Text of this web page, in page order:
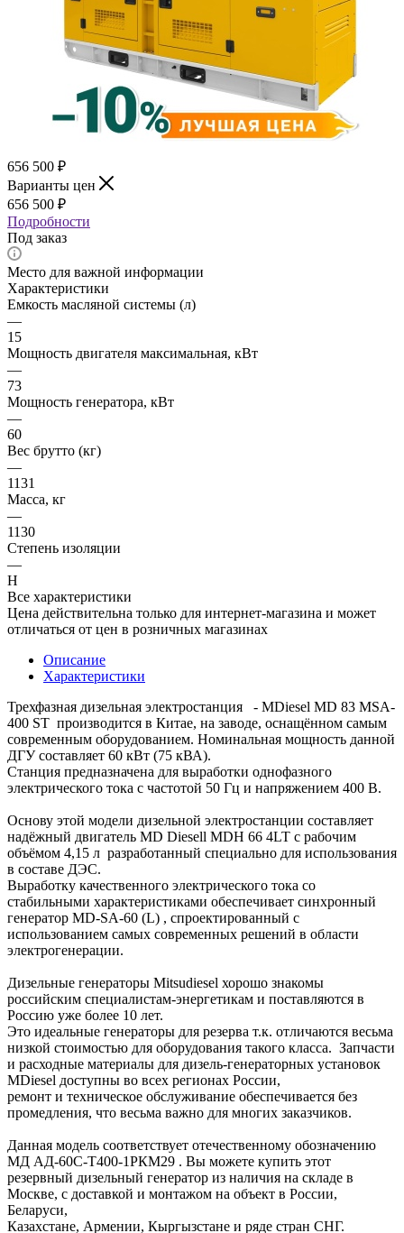
656 500 ₽
Варианты цен
656 500 ₽
Подробности
Под заказ
Место для важной информации
Характеристики
Емкость масляной системы (л)
—
15
Мощность двигателя максимальная, кВт
—
73
Мощность генератора, кВт
—
60
Вес брутто (кг)
—
1131
Масса, кг
—
1130
Степень изоляции
—
H
Все характеристики
Цена действительна только для интернет-магазина и может
отличаться от цен в розничных магазинах
Описание
Характеристики
Трехфазная дизельная электростанция - MDiesel MD 83 MSA-
400 ST производится в Китае, на заводе, оснащённом самым
современным оборудованием. Номинальная мощность данной
ДГУ составляет 60 кВт (75 кВА).
Станция предназначена для выработки однофазного
электрического тока с частотой 50 Гц и напряжением 400 В.
Основу этой модели дизельной электростанции составляет
надёжный двигатель MD Diesell MDH 66 4LT с рабочим
объёмом 4,15 л разработанный специально для использования
в составе ДЭС.
Выработку качественного электрического тока со
стабильными характеристиками обеспечивает синхронный
генератор MD-SA-60 (L) , спроектированный с
использованием самых современных решений в области
электрогенерации.
Дизельные генераторы Mitsudiesel хорошо знакомы
российским специалистам-энергетикам и поставляются в
Россию уже более 10 лет.
Это идеальные генераторы для резерва т.к. отличаются весьма
низкой стоимостью для оборудования такого класса. Запчасти
и расходные материалы для дизель-генераторных установок
MDiesel доступны во всех регионах России,
ремонт и техническое обслуживание обеспечивается без
промедления, что весьма важно для многих заказчиков.
Данная модель соответствует отечественному обозначению
МД АД-60С-Т400-1РКМ29 . Вы можете купить этот
резервный дизельный генератор из наличия на складе в
Москве, с доставкой и монтажом на объект в России,
Беларуси,
Казахстане, Армении, Кыргызстане и ряде стран СНГ.